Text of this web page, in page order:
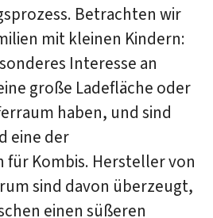
Betrachten wir
mit kleinen Kindern:
Interesse an
große Ladefläche oder
haben, und sind
eine der
Kombis. Hersteller von
sind davon überzeugt,
einen süßeren